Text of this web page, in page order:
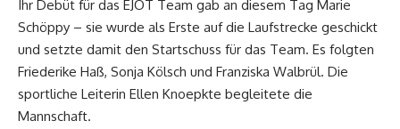
Ihr Debüt für das EJOT Team gab an diesem Tag Marie
Schöppy – sie wurde als Erste auf die Laufstrecke geschickt
und setzte damit den Startschuss für das Team. Es folgten
Friederike Haß, Sonja Kölsch und Franziska Walbrül. Die
sportliche Leiterin Ellen Knoepkte begleitete die
Mannschaft.